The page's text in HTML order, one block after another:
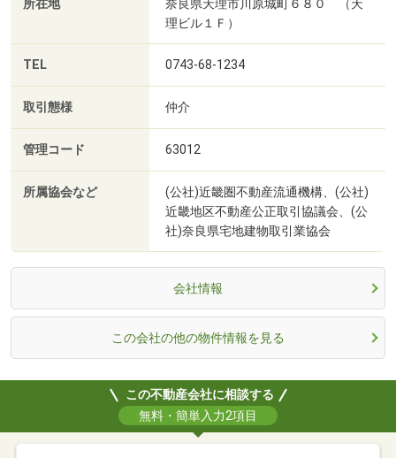
所在地
奈良県天理市川原城町６８０ （天
理ビル１Ｆ）
TEL 0743-68-1234
取引態様 仲介
管理コード 63012
所属協会など
(公社)近畿圏不動産流通機構、(公社)
近畿地区不動産公正取引協議会、(公
社)奈良県宅地建物取引業協会
会社情報
この会社の他の物件情報を見る
この不動産会社に相談する
無料・簡単入力2項目